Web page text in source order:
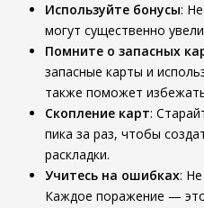
Используйте бонусы:
могут существенно
Помните о запасных
запасные карты и
также поможет
Скопление карт:
пика за раз, чтобы
раскладки.
Учитесь на ошибках:
Каждое поражение —